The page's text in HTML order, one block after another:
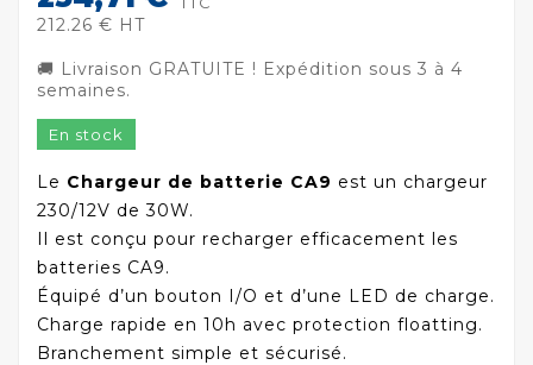
212.26 € HT
🚚 Livraison GRATUITE ! Expédition sous 3 à 4
semaines.
En stock
Le Chargeur de batterie CA9 est un chargeur
230/12V de 30W.
Il est conçu pour recharger efficacement les
batteries CA9.
Équipé d’un bouton I/O et d’une LED de charge.
Charge rapide en 10h avec protection floatting.
Branchement simple et sécurisé.